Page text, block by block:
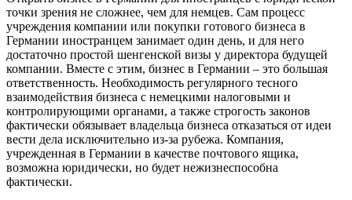
точки зрения не сложнее, чем для немцев. Сам процесс
учреждения компании или покупки готового бизнеса в
Германии иностранцем занимает один день, и для него
достаточно простой шенгенской визы у директора будущей
компании. Вместе с этим, бизнес в Германии – это большая
ответственность. Необходимость регулярного тесного
взаимодействия бизнеса с немецкими налоговыми и
контролирующими органами, а также строгость законов
фактически обязывает владельца бизнеса отказаться от идеи
вести дела исключительно из-за рубежа. Компания,
учрежденная в Германии в качестве почтового ящика,
возможна юридически, но будет нежизнеспособна
фактически.